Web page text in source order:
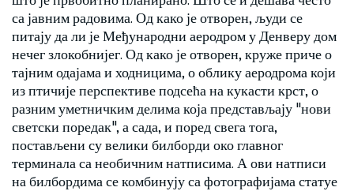
са јавним радовима. Од како је отворен, људи се
питају да ли је Међународни аеродром у Денверу дом
нечег злокобнијег. Од како је отворен, круже приче о
тајним одајама и ходницима, о облику аеродрома који
из птичије перспективе подсећа на кукасти крст, о
разним уметничким делима која представљају "нови
светски поредак", а сада, и поред свега тога,
постављени су велики билборди око главног
терминала са необичним натписима. А ови натписи
на билбордима се комбинују са фотографијама статуе